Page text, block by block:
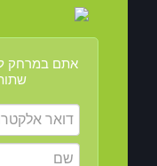
אתם במרחק